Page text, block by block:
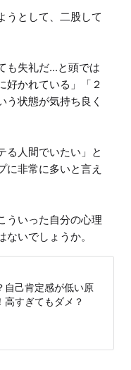
うとして、二股して
も失礼だ...と頭では
好かれている」「２
う状態が気持ち良く
る人間でいたい」と
に非常に多いと言え
ういった自分の心理
いでしょうか。
自己肯定感が低い原
高すぎてもダメ？